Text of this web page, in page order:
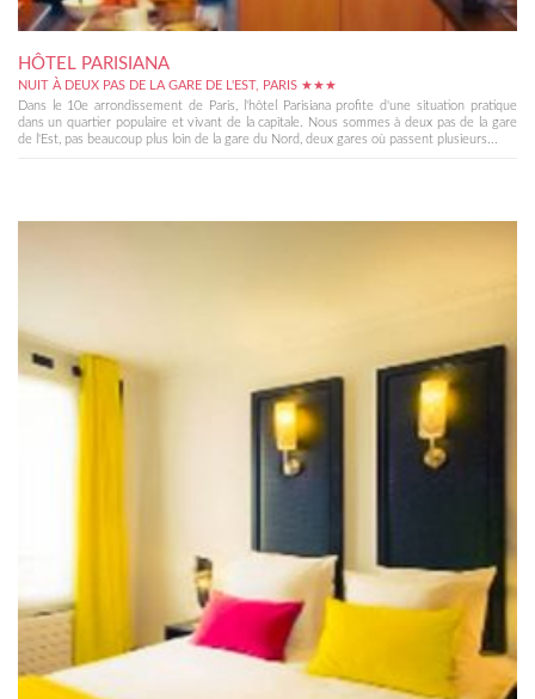
HÔTEL PARISIANA
NUIT À DEUX PAS DE LA GARE DE L'EST, PARIS ★★★
Dans le 10e arrondissement de Paris, l'hôtel Parisiana profite d'une situation pratique
dans un quartier populaire et vivant de la capitale. Nous sommes à deux pas de la gare
de l'Est, pas beaucoup plus loin de la gare du Nord, deux gares où passent plusieurs...